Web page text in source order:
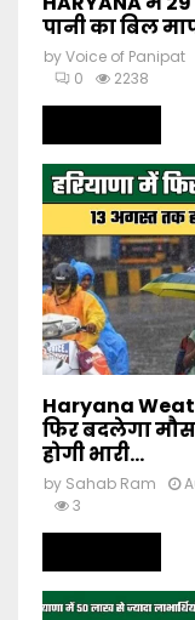
पानी का बिल
byVoice of Panipat
0
2238
Haryana
फिर बदलेगा
होगी भारी...
by Sahab Ram
3